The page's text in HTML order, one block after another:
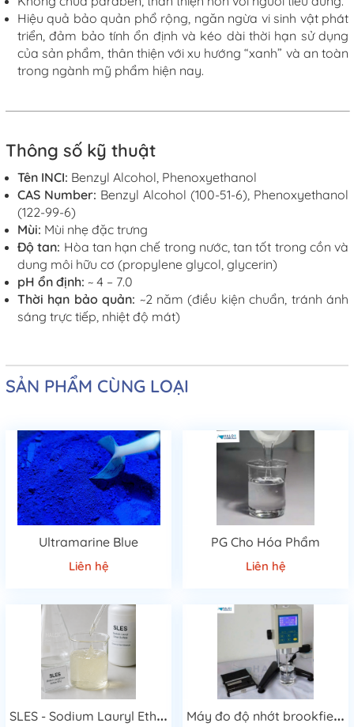
Hiệu quả bảo quản phổ rộng, ngăn ngừa vi sinh vật phát
triển, đảm bảo tính ổn định và kéo dài thời hạn sử dụng
của sản phẩm, thân thiện với xu hướng “xanh” và an toàn
trong ngành mỹ phẩm hiện nay.
Thông số kỹ thuật
Tên INCI: Benzyl Alcohol, Phenoxyethanol
CAS Number: Benzyl Alcohol (100-51-6), Phenoxyethanol
(122-99-6)
Mùi: Mùi nhẹ đặc trưng
Độ tan: Hòa tan hạn chế trong nước, tan tốt trong cồn và
dung môi hữu cơ (propylene glycol, glycerin)
pH ổn định: ~ 4 – 7.0
Thời hạn bảo quản: ~2năm (điều kiện chuẩn, tránh ánh
sáng trực tiếp, nhiệt độ mát)
SẢN PHẨM CÙNG LOẠI
Ultramarine Blue
Liên hệ
PG Cho Hóa Phẩm
Liên hệ
S
LES - Sodium Lauryl Ether Sulfate 70% M
áy đo độ nhớt brookfield NDJ 8S